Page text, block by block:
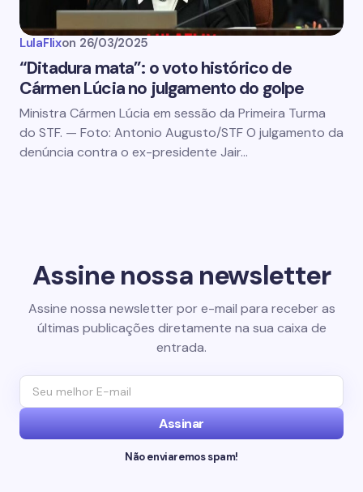
LulaFlixon 26/03/2025
“Ditadura mata”: o voto histórico de
Cármen Lúcia no julgamento do golpe
Ministra Cármen Lúcia em sessão da Primeira Turma
do STF. — Foto: Antonio Augusto/STF O julgamento da
denúncia contra o ex-presidente Jair…
Assine nossa newsletter
Assine nossa newsletter por e-mail para receber as
últimas publicações diretamente na sua caixa de
entrada.
Assinar
Não enviaremos spam!